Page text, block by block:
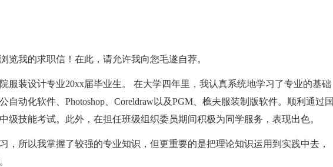
我的求职信！在此，请允许我向您毛遂自荐。
装设计专业20xx届毕业生。 在大学四年里，我认真系统地学习了专业的基础
自动化软件、Photoshop、Coreldraw以及PGM、樵夫服装制版软件。顺利通过国
级技能考试。此外，在担任班级组织委员期间积极为同学服务，表现出色。
所以我掌握了较强的专业知识，但更重要的是把理论知识运用到实践中去，